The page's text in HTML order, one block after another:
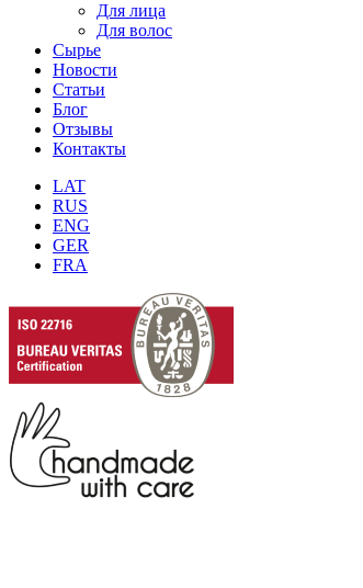
Для лица
Для волос
Сырье
Новости
Статьи
Блог
Отзывы
Контакты
LAT
RUS
ENG
GER
FRA